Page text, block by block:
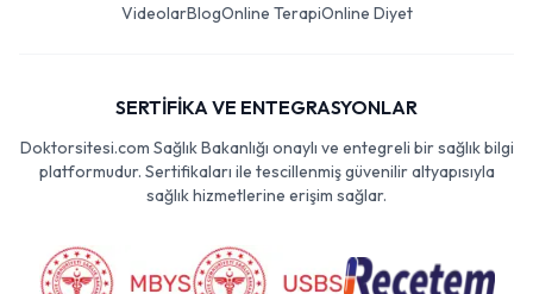
VideolarBlogOnline TerapiOnline Diyet
SERTİFİKA VE ENTEGRASYONLAR
Doktorsitesi.com Sağlık Bakanlığı onaylı ve entegreli bir sağlık bilgi
platformudur. Sertifikaları ile tescillenmiş güvenilir altyapısıyla
sağlık hizmetlerine erişim sağlar.